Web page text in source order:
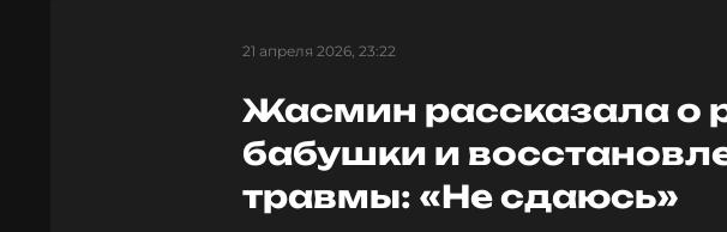
21 апреля 2026, 23:22
Жасмин рассказала о
бабушки и
травмы: «Не сдаюсь»